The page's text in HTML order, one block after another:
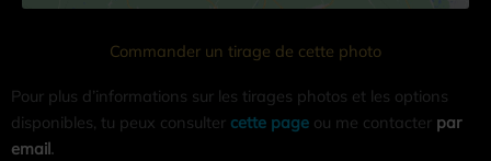
Commander un tirage de cette photo
Pour plus d’informations sur les tirages photos et les options
disponibles, tu peux consulter cette page ou me contacter par
email.